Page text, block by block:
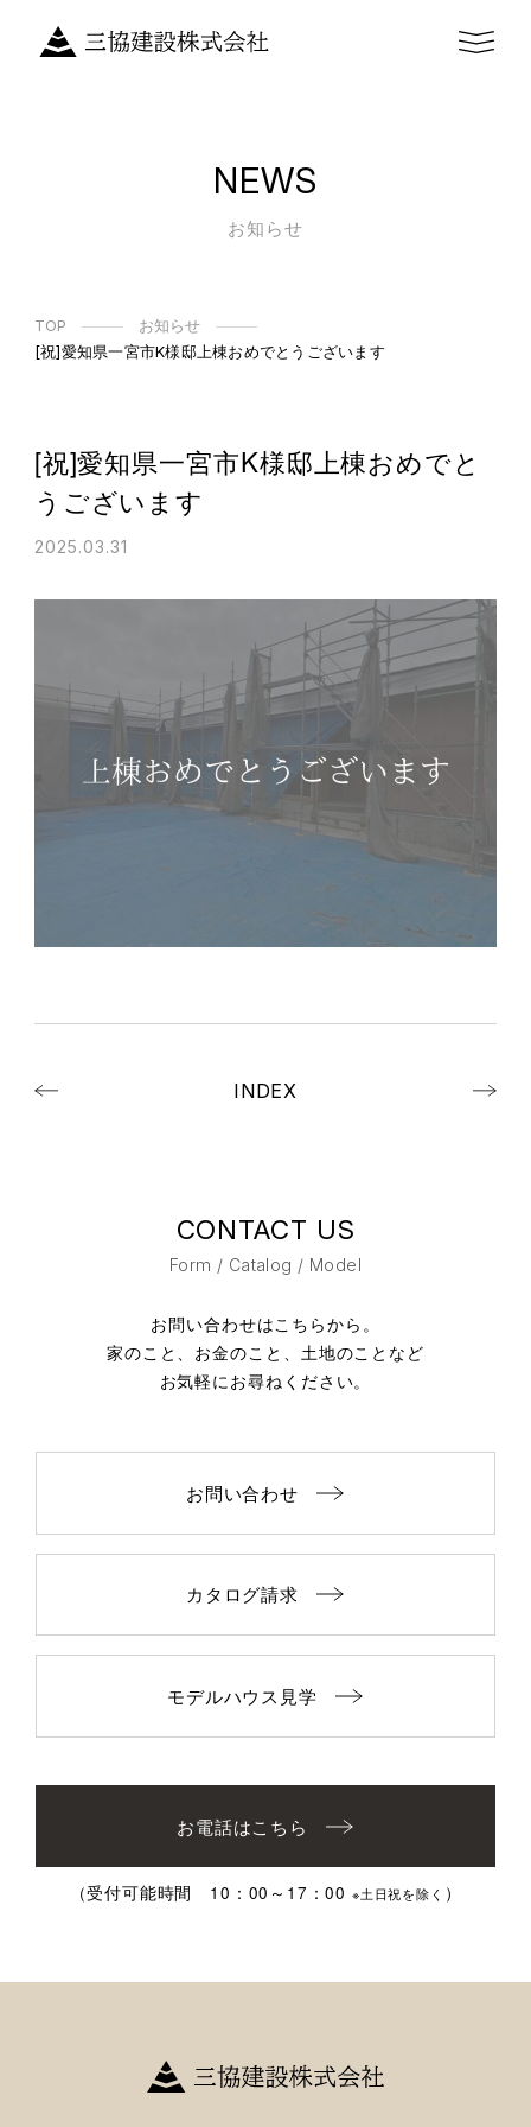
NEWS
お知らせ
TOP
お知らせ
[祝]愛知県一宮市K様邸上棟おめでとうございます
[祝]愛知県一宮市K様邸上棟おめでと
うございます
2025.03.31
INDEX
CONTACT US
Form / Catalog / Model
お問い合わせはこちらから。
家のこと、お金のこと、土地のことなど
お気軽にお尋ねください。
お問い合わせ
カタログ請求
モデルハウス見学
お電話はこちら
（受付可能時間 10：00～17：00 ※土日祝を除く ）